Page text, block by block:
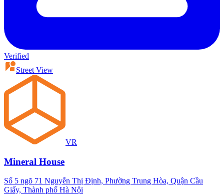
Verified
Street View
VR
Mineral House
Số 5 ngõ 71 Nguyễn Thị Định, Phường Trung Hòa, Quận Cầu
Giấy, Thành phố Hà Nội